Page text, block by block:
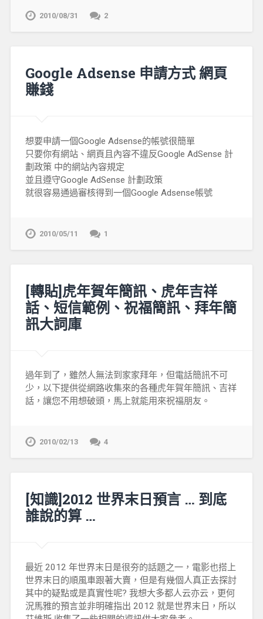
2010/08/31 2
Google Adsense 申請方式 網頁
賺錢
想要申請一個Google Adsense的帳號很簡單
只要你有網站、網頁且內容不違反Google AdSense 計
劃政策 中的網站內容規定
並且遵守Google AdSense 計劃政策
就很容易通過審核得到一個Google Adsense帳號
2010/05/11 1
[轉貼]虎年賀年簡訊、虎年吉祥
話、短信範例、祝福簡訊、拜年簡
訊大詞庫
過年到了，雖然人無法到家家拜年，但電話簡訊不可
少，以下提供從網路收集來的各種虎年賀年簡訊、吉祥
話，讓您不用想破頭，馬上就能用來祝福朋友。
2010/02/13 4
[知識]2012 世界末日預言 … 到底
誰說的算 …
最近 2012 年世界末日是很夯的話題之一，電影也搭上
世界末日的順風車跟著大賣，但是有幾個人真正去探討
其中的疑點或是真實性呢? 我想大多都人云亦云，更何
況馬雅的預言並非明確指出 2012 就是世界末日，所以